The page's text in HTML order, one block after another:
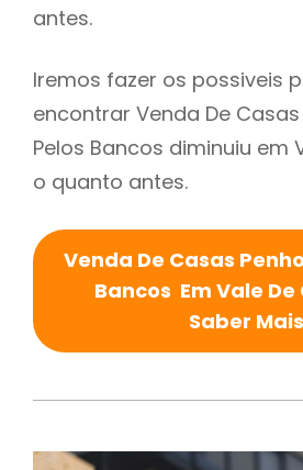
antes.
Iremos fazer os possiveis
encontrar Venda De
Pelos Bancos diminuiu em
o quanto antes.
Venda De Casas
Bancos Em Vale
Saber Mais